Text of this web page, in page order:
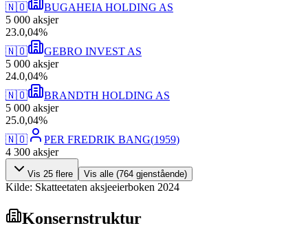
🇳🇴
BUGAHEIA HOLDING AS
5 000 aksjer
23.0,04%
🇳🇴
GEBRO INVEST AS
5 000 aksjer
24.0,04%
🇳🇴
BRANDTH HOLDING AS
5 000 aksjer
25.0,04%
🇳🇴
PER FREDRIK BANG(1959)
4 300 aksjer
Vis 25 flere Vis alle (764 gjenstående)
Kilde: Skatteetaten aksjeeierboken 2024
Konsernstruktur